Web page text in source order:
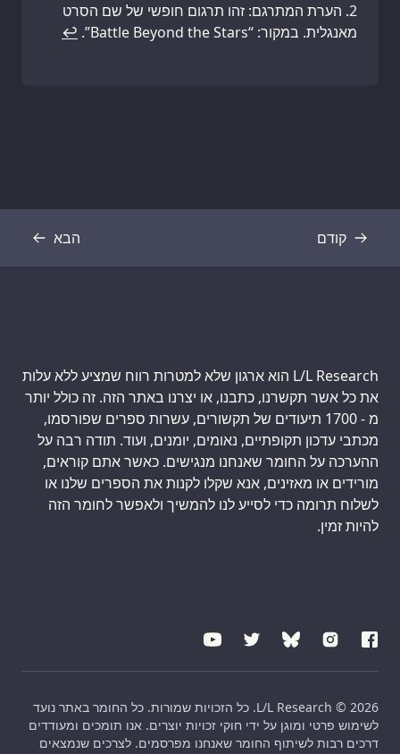
הערת המתרגם: זהו תרגום חופשי של שם הסרט
מאנגלית. במקור: “Battle Beyond the Stars”.
↩
קודם
תמליל הבא
תמליל
L/L Research הוא ארגון שלא למטרות רווח שמציע ללא עלות
את כל אשר תקשרנו, כתבנו, או יצרנו באתר הזה. זה כולל יותר
מ - 1700 תיעודים של תקשורים, עשרות ספרים שפורסמו,
מכתבי עדכון תקופתיים, נאומים, יומנים, ועוד. תודה רבה על
ההערכה על החומר שאנחנו מנגישים. כאשר אתם קוראים,
מורידים או מאזינים, אנא שקלו לקנות את הספרים שלנו או
לשלוח תרומה כדי לסייע לנו להמשיך ולאפשר לחומר הזה
להיות זמין.
L/L Research © 2026. כל הזכויות שמורות. כל החומר באתר נועד
לשימוש פרטי ומוגן על ידי חוקי זכויות יוצרים. אנו תומכים ומעודדים
דרכים רבות לשיתוף החומר שאנחנו מפרסמים. לצרכים שנמצאים